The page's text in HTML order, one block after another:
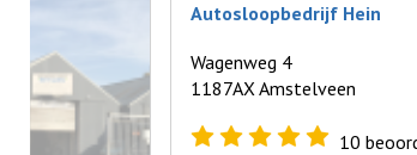
Autosloopbedrijf Hein
Wagenweg 4
1187AX Amstelveen
10